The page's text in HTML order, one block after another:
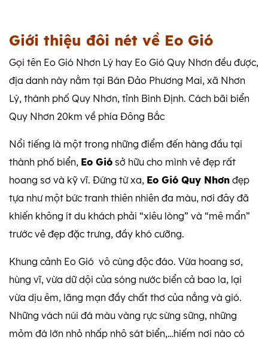
Giới thiệu đôi nét về Eo Gió
Gọi tên Eo Gió Nhơn Lý hay Eo Gió Quy Nhơn đều được,
địa danh này nằm tại Bán Đảo Phương Mai, xã Nhơn
Lý, thành phố Quy Nhơn, tỉnh Bình Định. Cách bãi biển
Quy Nhơn 20km về phía Đông Bắc
Nổi tiếng là một trong những điểm đến hàng đầu tại
thành phố biển, Eo Gió sở hữu cho mình vẻ đẹp rất
hoang sơ và kỹ vĩ. Đứng từ xa, Eo Gió Quy Nhơn đẹp
tựa như một bức tranh thiên nhiên đa màu, nơi đây đã
khiến không ít du khách phải “xiêu lòng” và “mê mẩn”
trước vẻ đẹp đặc trưng, đầy khó cưỡng.
Khung cảnh Eo Gió vô cùng độc đáo. Vừa hoang sơ,
hùng vĩ, vừa dữ dội của sóng nước biển cả bao la, lại
vừa dịu êm, lãng mạn đầy chất thơ của nắng và gió.
Những vách núi đá màu vàng rực sừng sững, những
mỏm đá lớn nhỏ nhấp nhô sát biển,…hiếm nơi nào có